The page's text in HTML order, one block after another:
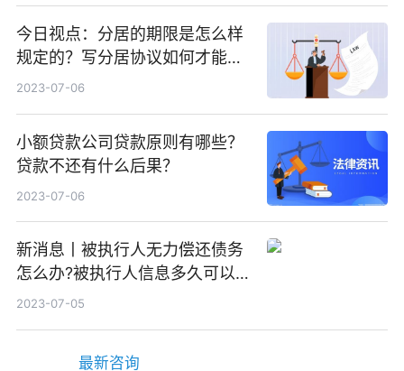
今日视点：分居的期限是怎么样
规定的？写分居协议如何才能有
效？
2023-07-06
小额贷款公司贷款原则有哪些？
贷款不还有什么后果？
2023-07-06
新消息丨被执行人无力偿还债务
怎么办?被执行人信息多久可以
消除?
2023-07-05
最新咨询